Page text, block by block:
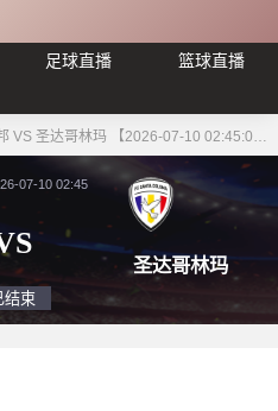
足球直播
篮球直播
VS 圣达哥林玛 【2026-07-10 02:45:00】
联 | 2026-07-10 02:45
VS
圣达